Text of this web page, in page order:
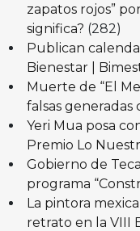
zapatos rojos”
significa? (282)
Publican
Bienestar |
Muerte de “El
falsas generadas
Yeri Mua posa
Premio Lo
Gobierno de
programa
La pintora
retrato en la VIII